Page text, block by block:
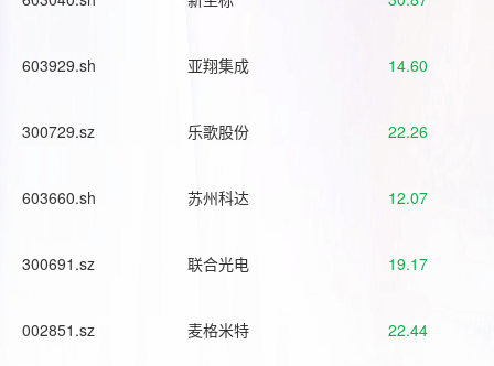
603929.sh 亚翔集成 14.60
300729.sz 乐歌股份 22.26
603660.sh 苏州科达 12.07
300691.sz 联合光电 19.17
002851.sz 麦格米特 22.44